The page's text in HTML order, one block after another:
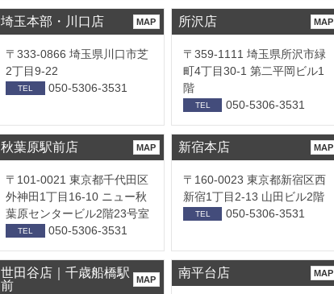
埼玉本部・川口店 MAP
〒333-0866 埼玉県川口市芝
2丁目9-22
TEL 050-5306-3531
所沢店 MAP
〒359-1111 埼玉県所沢市緑
町4丁目30-1 第二平岡ビル1
階
TEL 050-5306-3531
秋葉原駅前店 MAP
〒101-0021 東京都千代田区
外神田1丁目16-10 ニュー秋
葉原センタービル2階23号室
TEL 050-5306-3531
新宿本店 MAP
〒160-0023 東京都新宿区西
新宿1丁目2-13 山田ビル2階
TEL 050-5306-3531
世田谷店｜千歳船橋駅
前
MAP 南平台店 MAP